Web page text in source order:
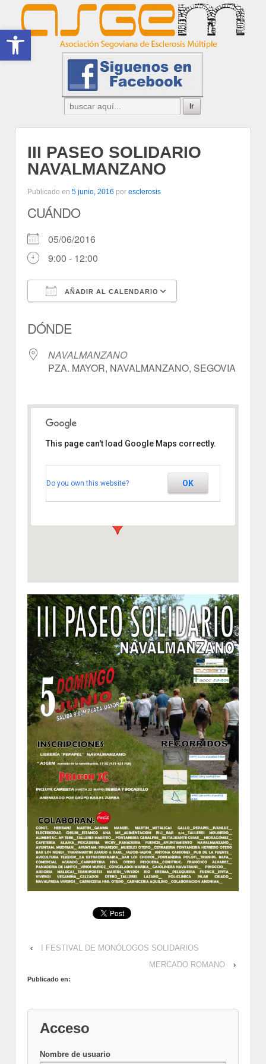
Abrir barra de herramientas
III PASEO SOLIDARIO
NAVALMANZANO
Publicado en 5 junio, 2016 por esclerosis
CUÁNDO
05/06/2016
9:00 - 12:00
AÑADIR AL CALENDARIO
DÓNDE
NAVALMANZANO
PZA. MAYOR, NAVALMANZANO, SEGOVIA
NAVALMANZANO
PZA. MAYOR - NAVALMANZANO
This page can't load Google Maps correctly.
Do you own this website? OK
‹
I FESTIVAL DE MONÓLOGOS SOLIDARIOS
MERCADO ROMANO
›
Publicado en:
Acceso
Nombre de usuario